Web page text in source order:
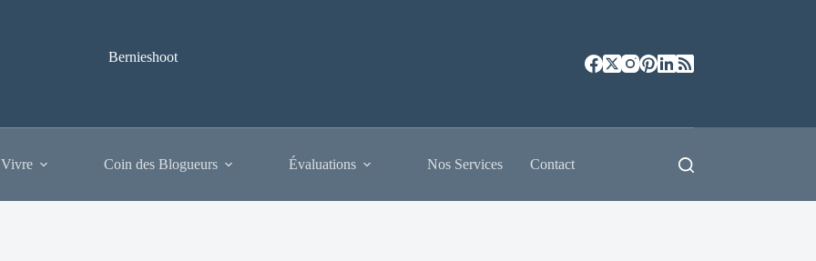
Bernieshoot
Coin des Blogueurs Évaluations Nos Services Contact